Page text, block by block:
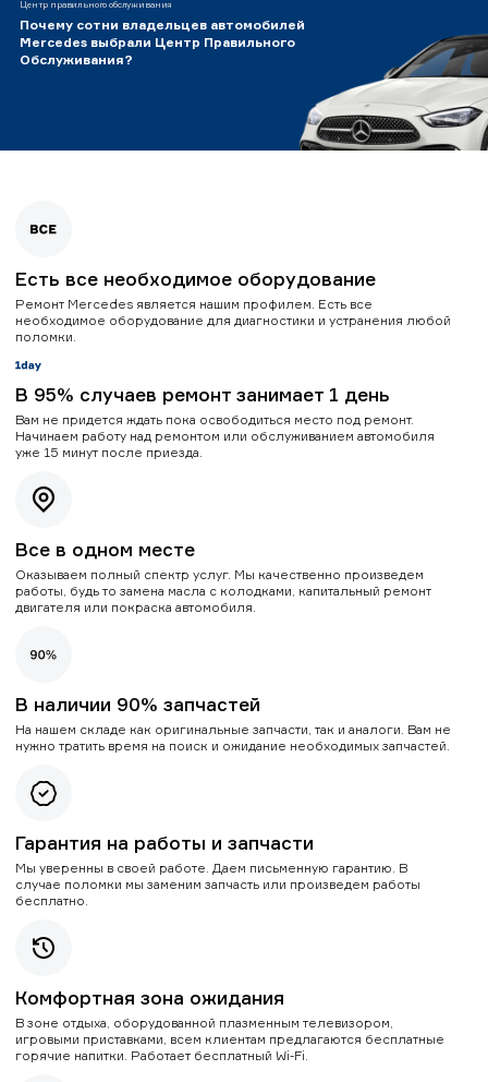
Центр правильного обслуживания
Почему сотни владельцев автомобилей
Mercedes выбрали Центр Правильного
Обслуживания?
Есть все необходимое оборудование
Ремонт Mercedes является нашим профилем. Есть все
необходимое оборудование для диагностики и устранения любой
поломки.
В 95% случаев ремонт занимает 1 день
Вам не придется ждать пока освободиться место под ремонт.
Начинаем работу над ремонтом или обслуживанием автомобиля
уже 15 минут после приезда.
Все в одном месте
Оказываем полный спектр услуг. Мы качественно произведем
работы, будь то замена масла с колодками, капитальный ремонт
двигателя или покраска автомобиля.
В наличии 90% запчастей
На нашем складе как оригинальные запчасти, так и аналоги. Вам не
нужно тратить время на поиск и ожидание необходимых запчастей.
Гарантия на работы и запчасти
Мы уверенны в своей работе. Даем письменную гарантию. В
случае поломки мы заменим запчасть или произведем работы
бесплатно.
Комфортная зона ожидания
В зоне отдыха, оборудованной плазменным телевизором,
игровыми приставками, всем клиентам предлагаются бесплатные
горячие напитки. Работает бесплатный Wi-Fi.